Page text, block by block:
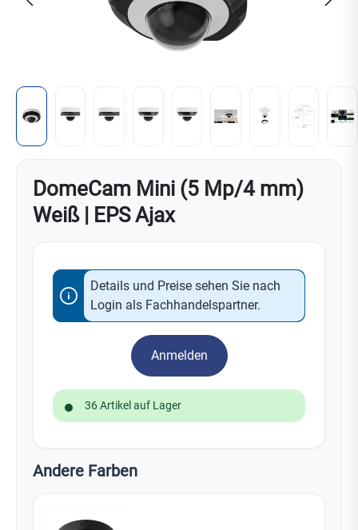
DomeCam Mini (5 Mp/4 mm)
Weiß | EPS Ajax
Details und Preise sehen Sie nach
Login als Fachhandelspartner.
Anmelden
36 Artikel auf Lager
Andere Farben